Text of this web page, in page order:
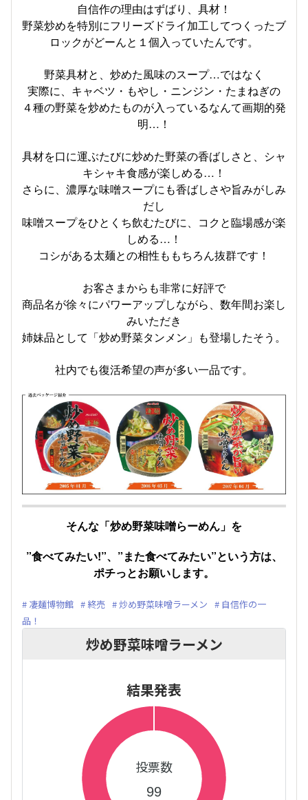
自信作の理由はずばり、具材！
野菜炒めを特別にフリーズドライ加工してつくったブ
ロックがどーんと１個入っていたんです。
野菜具材と、炒めた風味のスープ…ではなく
実際に、キャベツ・もやし・ニンジン・たまねぎの
４種の野菜を炒めたものが入っているなんて画期的発
明…！
具材を口に運ぶたびに炒めた野菜の香ばしさと、シャ
キシャキ食感が楽しめる…！
さらに、濃厚な味噌スープにも香ばしさや旨みがしみ
だし
味噌スープをひとくち飲むたびに、コクと臨場感が楽
しめる…！
コシがある太麺との相性ももちろん抜群です！
お客さまからも非常に好評で
商品名が徐々にパワーアップしながら、数年間お楽し
みいただき
姉妹品として「炒め野菜タンメン」も登場したそう。
社内でも復活希望の声が多い一品です。
そんな「炒め野菜味噌らーめん」を
”食べてみたい!”、”また食べてみたい”という方は、
ポチっとお願いします。
凄麺博物館 終売 炒め野菜味噌ラーメン
自信作の一
品！
炒め野菜味噌ラーメン
結果発表
投票数
99